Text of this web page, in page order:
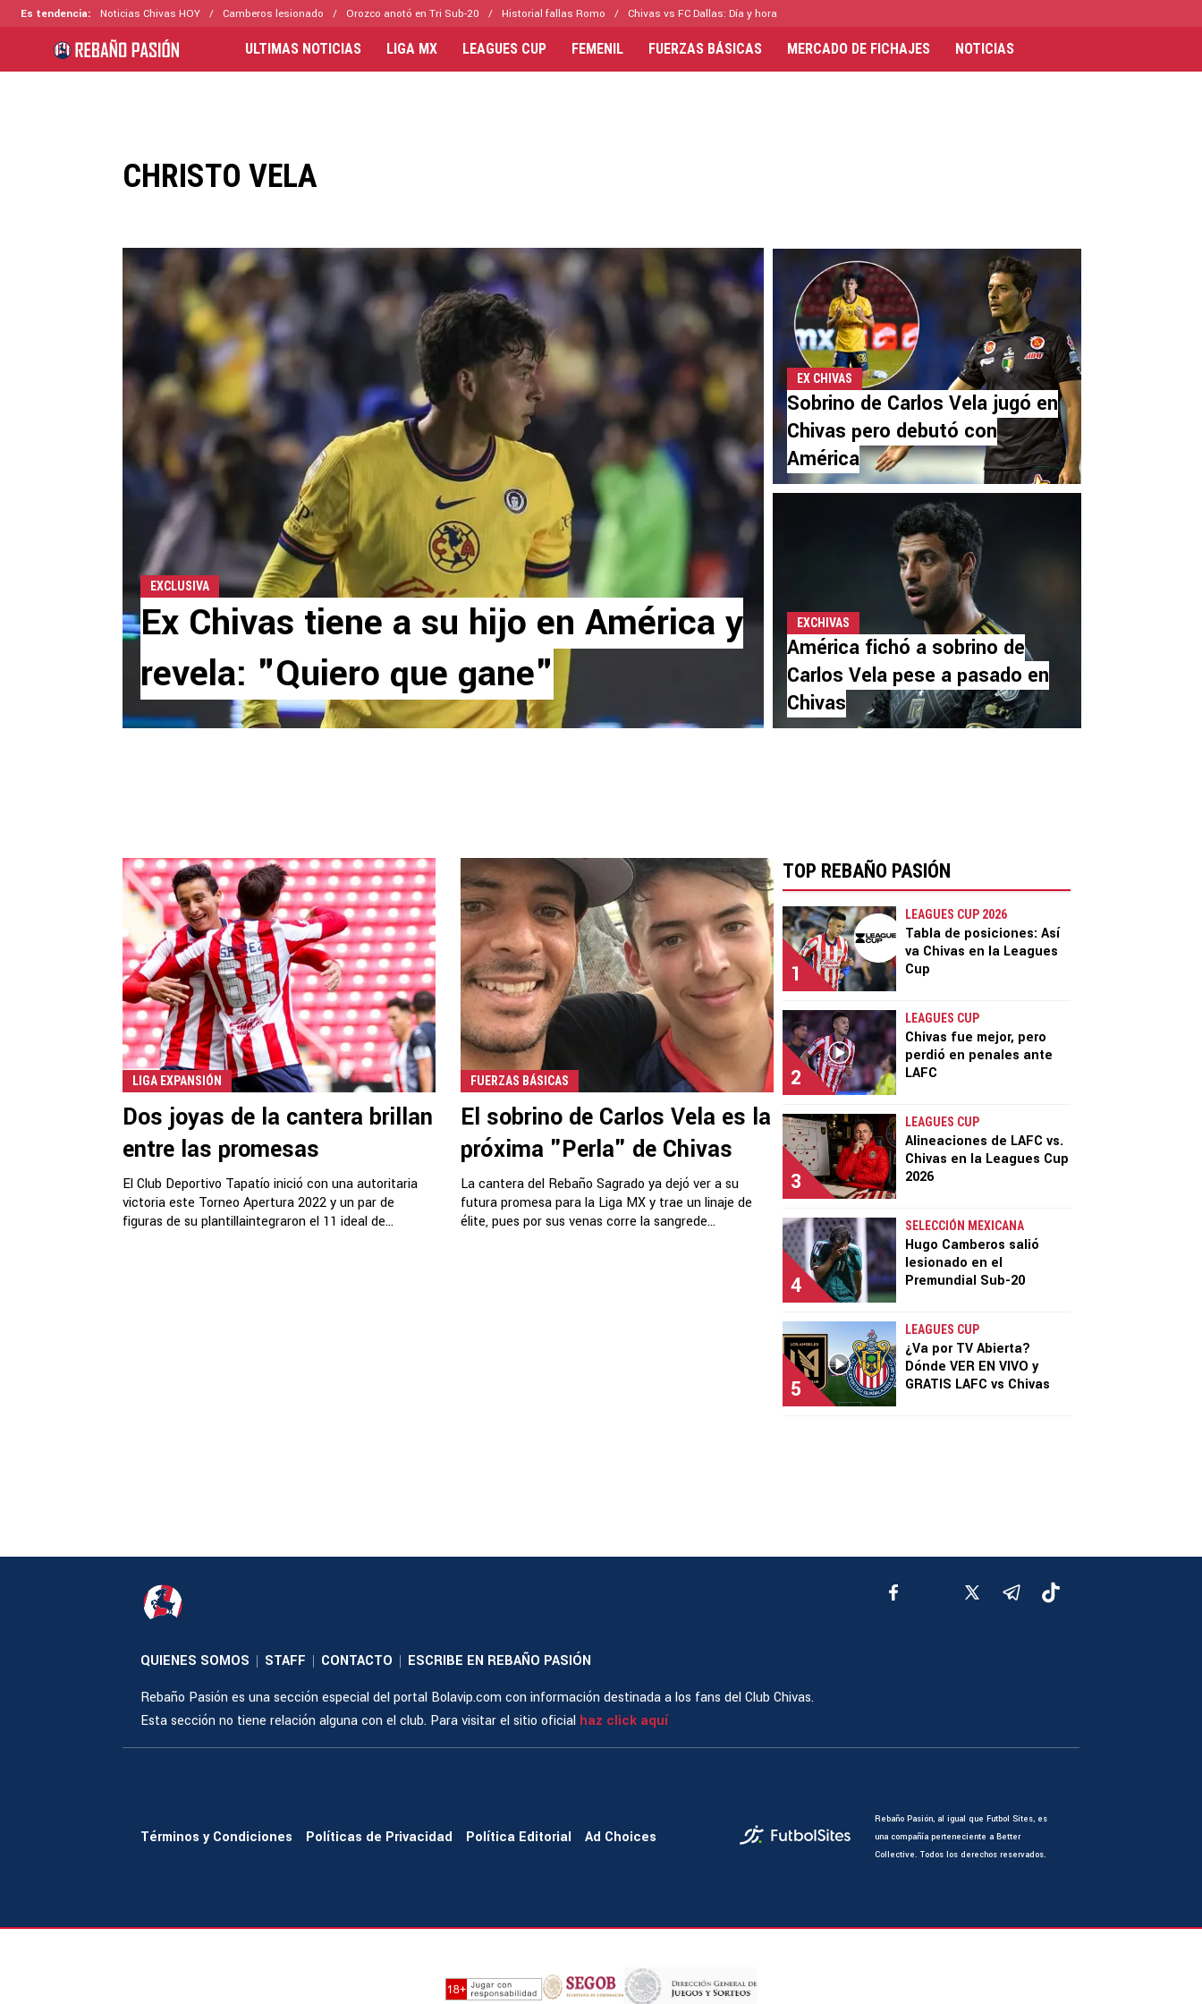
Es tendencia: Noticias Chivas HOY Camberos lesionado Orozco anotó en Tri Sub-20 Historial fallas Romo Chivas vs FC Dallas: Día y hora
ULTIMAS NOTICIAS LIGA MX LEAGUES CUP FEMENIL FUERZAS BÁSICAS MERCADO DE FICHAJES NOTICIAS
CHRISTO VELA
EXCLUSIVA
Ex Chivas tiene a su hijo en América y
revela: "Quiero que gane"
EX CHIVAS
Sobrino de Carlos Vela jugó en
Chivas pero debutó con
América
EXCHIVAS
América fichó a sobrino de
Carlos Vela pese a pasado en
Chivas
LIGA EXPANSIÓN
Dos joyas de la cantera brillan
entre las promesas
El Club Deportivo Tapatío inició con una autoritaria
victoria este Torneo Apertura 2022 y un par de
figuras de su plantillaintegraron el 11 ideal de...
FUERZAS BÁSICAS
El sobrino de Carlos Vela es la
próxima "Perla" de Chivas
La cantera del Rebaño Sagrado ya dejó ver a su
futura promesa para la Liga MX y trae un linaje de
élite, pues por sus venas corre la sangrede...
TOP REBAÑO PASIÓN
1
LEAGUES CUP 2026
Tabla de posiciones: Así
va Chivas en la Leagues
Cup
2
LEAGUES CUP
Chivas fue mejor, pero
perdió en penales ante
LAFC
3
LEAGUES CUP
Alineaciones de LAFC vs.
Chivas en la Leagues Cup
2026
4
SELECCIÓN MEXICANA
Hugo Camberos salió
lesionado en el
Premundial Sub-20
5
LEAGUES CUP
¿Va por TV Abierta?
Dónde VER EN VIVO y
GRATIS LAFC vs Chivas
QUIENES SOMOS | STAFF | CONTACTO | ESCRIBE EN REBAÑO PASIÓN
Rebaño Pasión es una sección especial del portal Bolavip.com con información destinada a los fans del Club Chivas.
Esta sección no tiene relación alguna con el club. Para visitar el sitio oficial haz click aquí
Términos y Condiciones Políticas de Privacidad Política Editorial Ad Choices
Rebaño Pasión, al igual que Futbol Sites, es
una compañía perteneciente a Better
Collective. Todos los derechos reservados.